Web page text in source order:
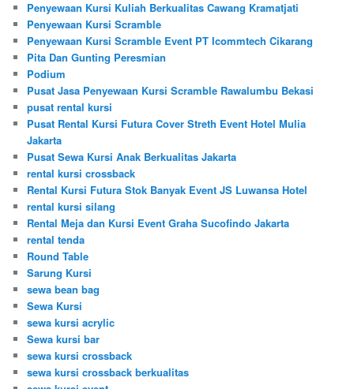
Penyewaan Kursi Kuliah Berkualitas Cawang Kramatjati
Penyewaan Kursi Scramble
Penyewaan Kursi Scramble Event PT Icommtech Cikarang
Pita Dan Gunting Peresmian
Podium
Pusat Jasa Penyewaan Kursi Scramble Rawalumbu Bekasi
pusat rental kursi
Pusat Rental Kursi Futura Cover Streth Event Hotel Mulia
Jakarta
Pusat Sewa Kursi Anak Berkualitas Jakarta
rental kursi crossback
Rental Kursi Futura Stok Banyak Event JS Luwansa Hotel
rental kursi silang
Rental Meja dan Kursi Event Graha Sucofindo Jakarta
rental tenda
Round Table
Sarung Kursi
sewa bean bag
Sewa Kursi
sewa kursi acrylic
Sewa kursi bar
sewa kursi crossback
sewa kursi crossback berkualitas